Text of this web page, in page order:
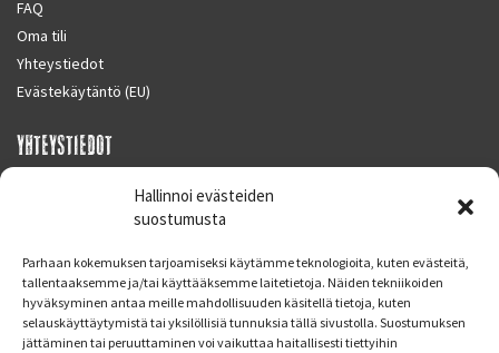
Hallinnoi evästeiden
suostumusta
Parhaan kokemuksen tarjoamiseksi käytämme teknologioita, kuten evästeitä,
tallentaaksemme ja/tai käyttääksemme laitetietoja. Näiden tekniikoiden
hyväksyminen antaa meille mahdollisuuden käsitellä tietoja, kuten
selauskäyttäytymistä tai yksilöllisiä tunnuksia tällä sivustolla. Suostumuksen
jättäminen tai peruuttaminen voi vaikuttaa haitallisesti tiettyihin
FAQ
Oma tili
Yhteystiedot
Evästekäytäntö (EU)
YHTEYSTIEDOT
SUPERMOTO CENTER
Finland
Puh. 09 221 7088
info at supermotocenter.fi